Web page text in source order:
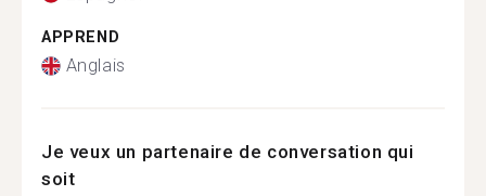
APPREND
Anglais
Je veux un partenaire de conversation qui
soit